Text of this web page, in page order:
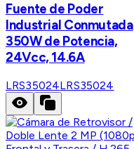
Fuente de Poder
Industrial Conmutada
350W de Potencia,
24Vcc, 14.6A
LRS35024LRS35024